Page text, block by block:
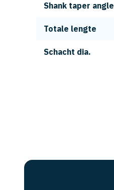
Shank taper angle
Totale lengte
Schacht dia.